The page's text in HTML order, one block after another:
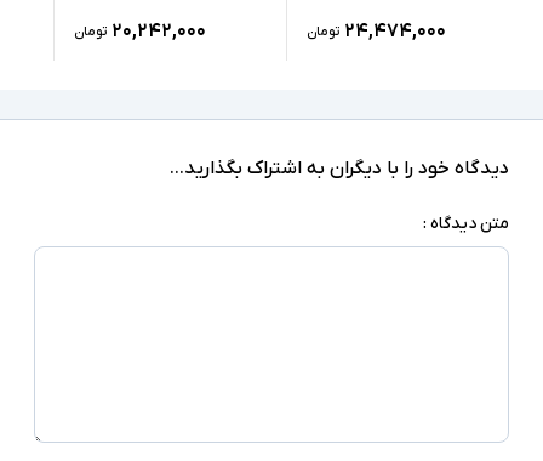
۲۴,۴۷۴,۰۰۰ تومان ۲۰,۲۴۲,۰۰۰ تومان
دیدگاه خود را با دیگران به اشتراک بگذارید...
متن دیدگاه :